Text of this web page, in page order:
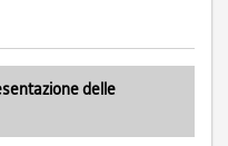
delle